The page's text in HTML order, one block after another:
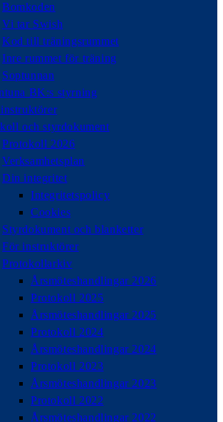
Bomkoden
Vi tar Swish
Kod till träningsrummet
Inre rummet för träning
Soptunnan
BK:s styrning
och styrdokument
Protokoll 2026
Verksamhetsplan
Din integritet
Integritetspolicy
Cookies
Styrdokument och blanketter
För instruktörer
Protokollarkiv
Årsmöteshandlingar 2026
Protokoll 2025
Årsmöteshandlingar 2025
Protokoll 2024
Årsmöteshandlingar 2024
Protokoll 2023
Årsmöteshandlingar 2023
Protokoll 2022
Årsmöteshandlingar 2022